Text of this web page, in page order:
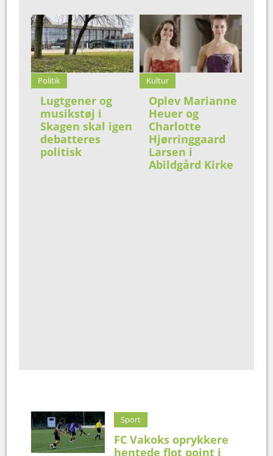
Politik
Lugtgener og
musikstøj i
Skagen skal igen
debatteres
politisk
Kultur
Oplev Marianne
Heuer og
Charlotte
Hjørringgaard
Larsen i
Abildgård Kirke
Sport
FC Vakoks oprykkere
hentede flot point i